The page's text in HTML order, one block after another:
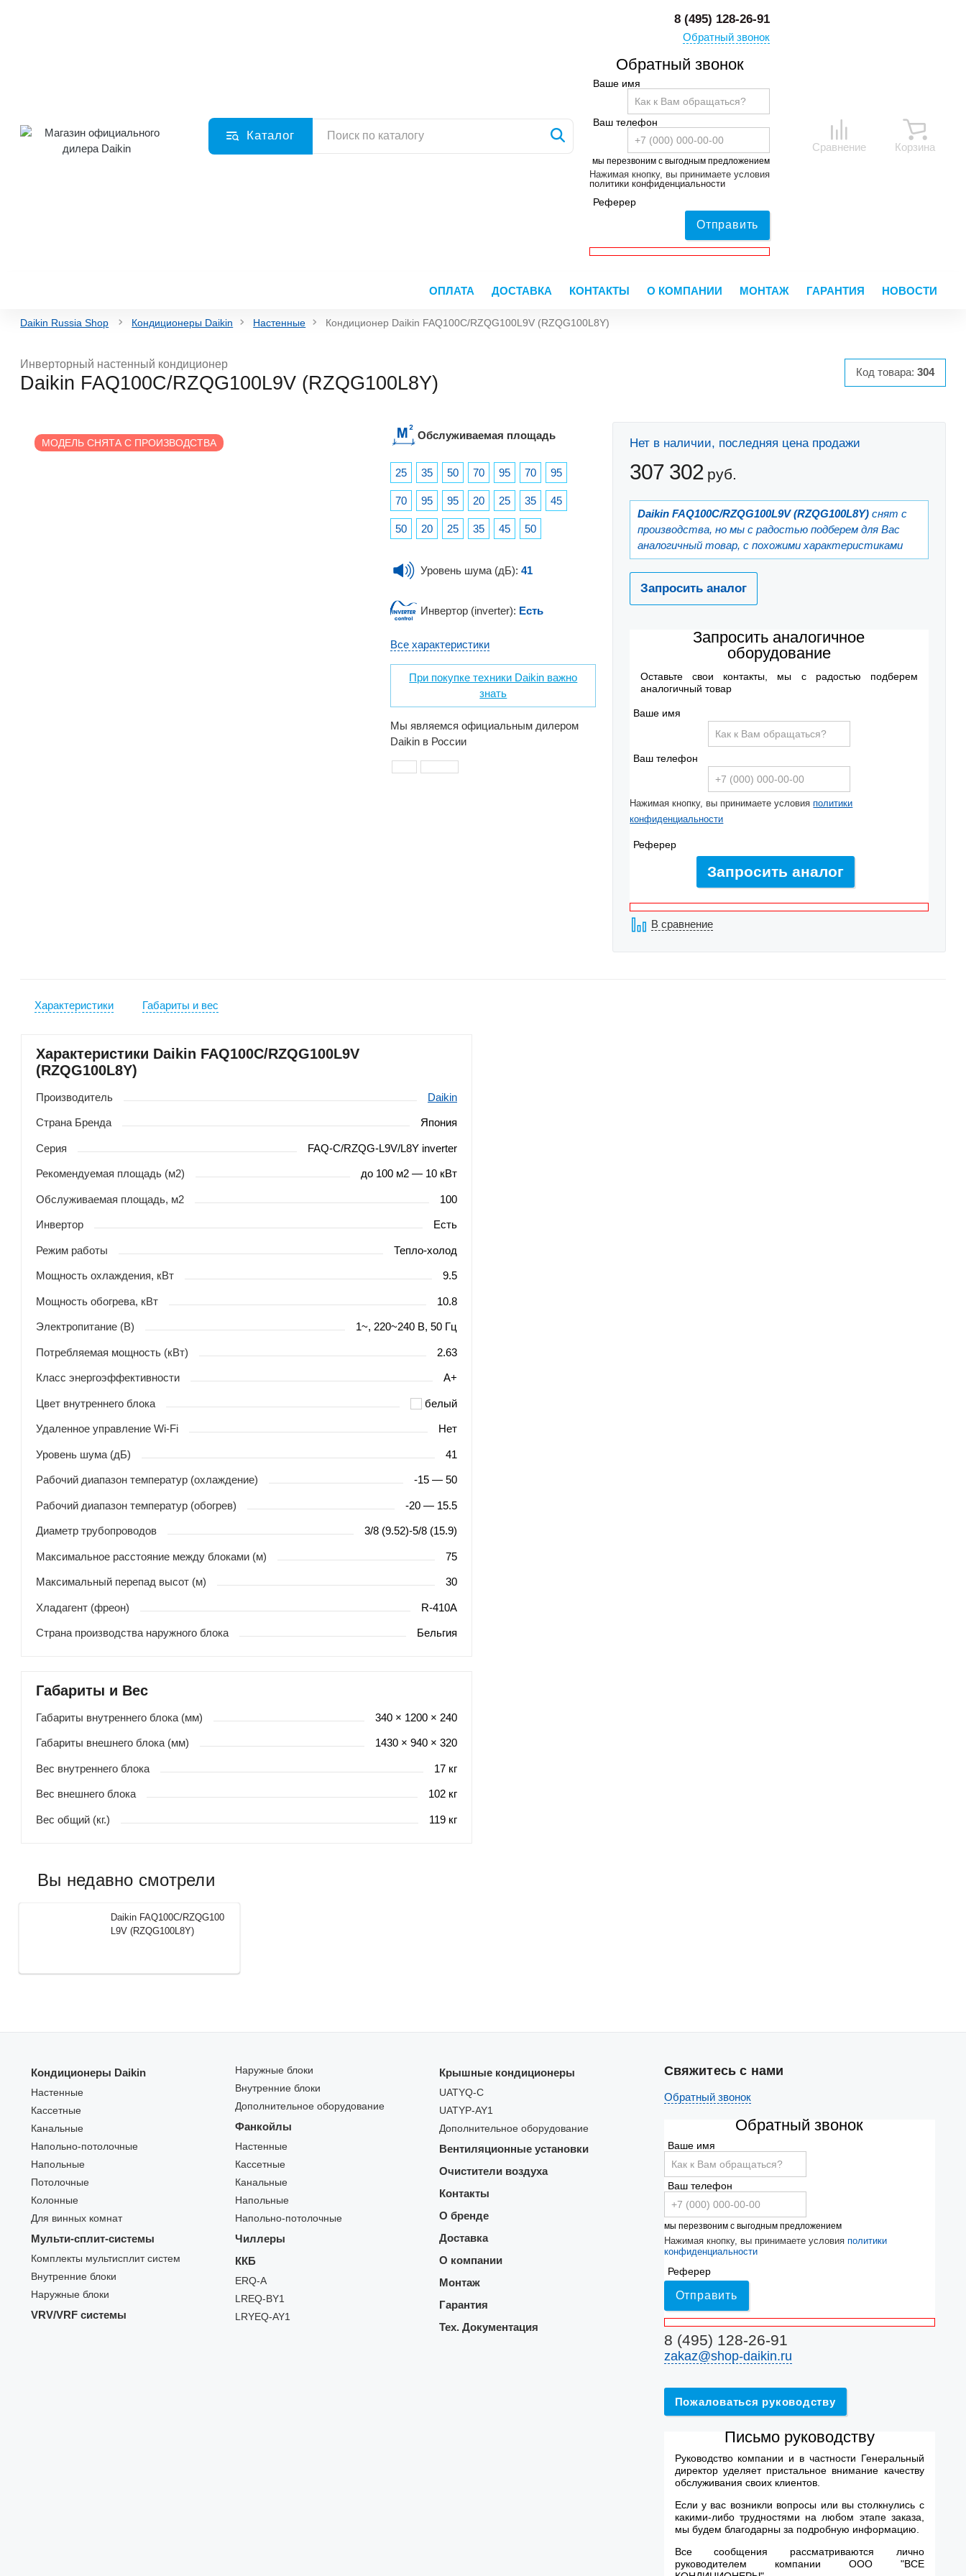
Каталог
8 (495) 128-26-91
Обратный звонок
Обратный звонок
Ваше имя
Ваш телефон
мы перезвоним с выгодным предложением
Нажимая кнопку, вы принимаете условия
политики конфиденциальности
Реферер
Отправить
Сравнение Корзина
ОПЛАТА ДОСТАВКА КОНТАКТЫ О КОМПАНИИ МОНТАЖ ГАРАНТИЯ НОВОСТИ
Daikin Russia Shop Кондиционеры Daikin Настенные Кондиционер Daikin FAQ100C/RZQG100L9V (RZQG100L8Y)
Инверторный настенный кондиционер
Daikin FAQ100C/RZQG100L9V (RZQG100L8Y) Код товара: 304
МОДЕЛЬ СНЯТА С ПРОИЗВОДСТВА Нет в наличии, последняя цена продажи
307 302руб.
Daikin FAQ100C/RZQG100L9V (RZQG100L8Y) cнят с
производства, но мы с радостью подберем для Вас
аналогичный товар, с похожими характеристиками
Запросить аналог
Запросить аналогичное
оборудование
Оставьте свои контакты, мы с радостью подберем
аналогичный товар
Ваше имя
Ваш телефон
Нажимая кнопку, вы принимаете условияполитики
конфиденциальности
Реферер
Запросить аналог
В сравнение
Обслуживаемая площадь
25 35 50 70 95 70 95
70 95 95 20 25 35 45
50 20 25 35 45 50
Уровень шума (дБ):41
Инвертор (inverter): Есть
Все характеристики
При покупке техники Daikin важно
знать
Мы являемся официальным дилером
Daikin в России
Характеристики Габариты и вес
Характеристики Daikin FAQ100C/RZQG100L9V
(RZQG100L8Y)
Производитель Daikin
Страна Бренда Япония
Серия FAQ-C/RZQG-L9V/L8Y inverter
Рекомендуемая площадь (м2) до 100 м2 — 10 кВт
Обслуживаемая площадь, м2 100
Инвертор Есть
Режим работы Тепло-холод
Мощность охлаждения, кВт 9.5
Мощность обогрева, кВт 10.8
Электропитание (В) 1~, 220~240 В, 50 Гц
Потребляемая мощность (кВт) 2.63
Класс энергоэффективности A+
Цвет внутреннего блока белый
Удаленное управление Wi-Fi Нет
Уровень шума (дБ) 41
Рабочий диапазон температур (охлаждение) -15 — 50
Рабочий диапазон температур (обогрев) -20 — 15.5
Диаметр трубопроводов 3/8 (9.52)-5/8 (15.9)
Максимальное расстояние между блоками (м) 75
Максимальный перепад высот (м) 30
Хладагент (фреон) R-410A
Страна производства наружного блока Бельгия
Габариты и Вес
Габариты внутреннего блока (мм) 340 × 1200 × 240
Габариты внешнего блока (мм) 1430 × 940 × 320
Вес внутреннего блока 17 кг
Вес внешнего блока 102 кг
Вес общий (кг.) 119 кг
Вы недавно смотрели
Daikin FAQ100C/RZQG100
L9V (RZQG100L8Y)
Кондиционеры Daikin
Настенные
Кассетные
Канальные
Напольно-потолочные
Напольные
Потолочные
Колонные
Для винных комнат
Мульти-сплит-системы
Комплекты мультисплит систем
Внутренние блоки
Наружные блоки
VRV/VRF системы
Наружные блоки
Внутренние блоки
Дополнительное оборудование
Фанкойлы
Настенные
Кассетные
Канальные
Напольные
Напольно-потолочные
Чиллеры
ККБ
ERQ-A
LREQ-BY1
LRYEQ-AY1
Крышные кондиционеры
UATYQ-C
UATYP-AY1
Дополнительное оборудование
Вентиляционные установки
Очистители воздуха
Контакты
О бренде
Доставка
О компании
Монтаж
Гарантия
Тех. Документация
Свяжитесь с нами
Обратный звонок
Обратный звонок
Ваше имя
Ваш телефон
мы перезвоним с выгодным предложением
Нажимая кнопку, вы принимаете условия политики
конфиденциальности
Реферер
Отправить
8 (495) 128-26-91
zakaz@shop-daikin.ru
Пожаловаться руководству
Письмо руководству
Руководство компании и в частности Генеральный
директор уделяет пристальное внимание качеству
обслуживания своих клиентов.
Если у вас возникли вопросы или вы столкнулись с
какими-либо трудностями на любом этапе заказа,
мы будем благодарны за подробную информацию.
Все сообщения рассматриваются лично
руководителем компании ООО "ВСЕ